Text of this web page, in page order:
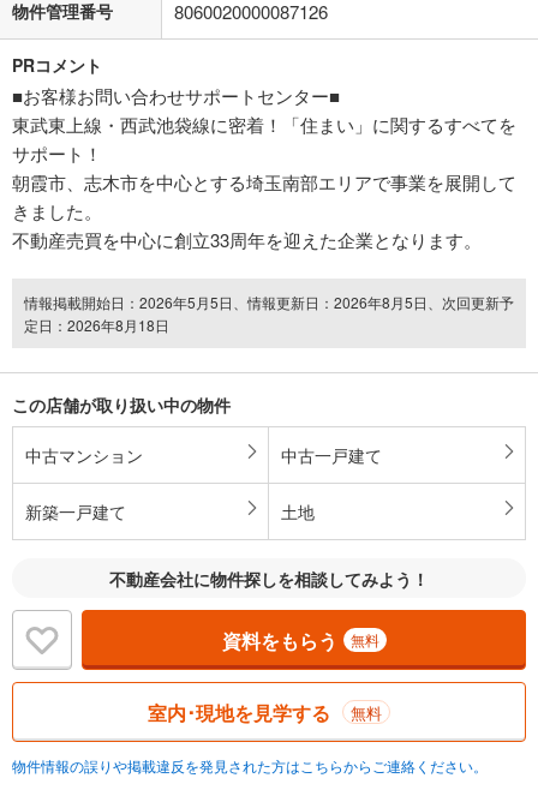
物件管理番号 8060020000087126
PRコメント
■お客様お問い合わせサポートセンター■
東武東上線・西武池袋線に密着！「住まい」に関するすべてを
サポート！
朝霞市、志木市を中心とする埼玉南部エリアで事業を展開して
きました。
不動産売買を中心に創立33周年を迎えた企業となります。
情報掲載開始日：2026年5月5日、情報更新日：2026年8月5日、次回更新予
定日：2026年8月18日
この店舗が取り扱い中の物件
中古マンション 中古一戸建て
新築一戸建て 土地
不動産会社に物件探しを相談してみよう！
資料をもらう 無料
室内･現地を見学する 無料
物件情報の誤りや掲載違反を発見された方はこちらからご連絡ください。